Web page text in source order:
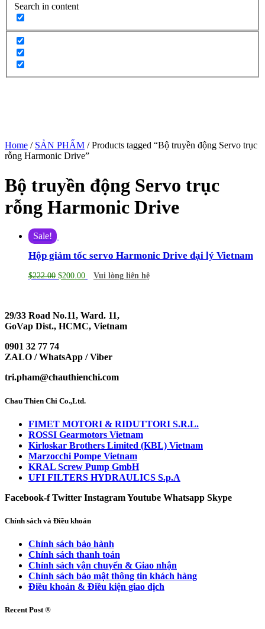
Search in content
Home / SẢN PHẨM / Products tagged “Bộ truyền động Servo trục
rỗng Harmonic Drive”
Bộ truyền động Servo trục
rỗng Harmonic Drive
Sale!
Hộp giảm tốc servo Harmonic Drive đại lý Vietnam
$222.00 $200.00 Vui lòng liên hệ
29/33 Road No.11, Ward. 11,
GoVap Dist., HCMC, Vietnam
0901 32 77 74
ZALO / WhatsApp / Viber
tri.pham@chauthienchi.com
Chau Thien Chi Co.,Ltd.
FIMET MOTORI & RIDUTTORI S.R.L.
ROSSI Gearmotors Vietnam
Kirloskar Brothers Limited (KBL) Vietnam
Marzocchi Pompe Vietnam
KRAL Screw Pump GmbH
UFI FILTERS HYDRAULICS S.p.A
Facebook-f Twitter InstagramYoutube Whatsapp Skype
Chính sách và Điều khoản
Chính sách bảo hành
Chính sách thanh toán
Chính sách vận chuyển & Giao nhận
Chính sách bảo mật thông tin khách hàng
Điều khoản & Điều kiện giao dịch
Recent Post ®